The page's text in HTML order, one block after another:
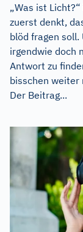
„Was ist
zuerst denkt,
blöd fragen soll.
irgendwie doch
Antwort zu
bisschen weiter
Der Beitrag...